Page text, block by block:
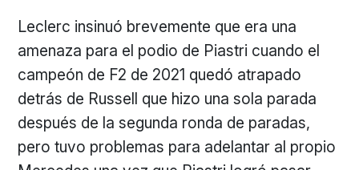
Leclerc insinuó brevemente que era una
amenaza para el podio de Piastri cuando el
campeón de F2 de 2021 quedó atrapado
detrás de Russell que hizo una sola parada
después de la segunda ronda de paradas,
pero tuvo problemas para adelantar al propio